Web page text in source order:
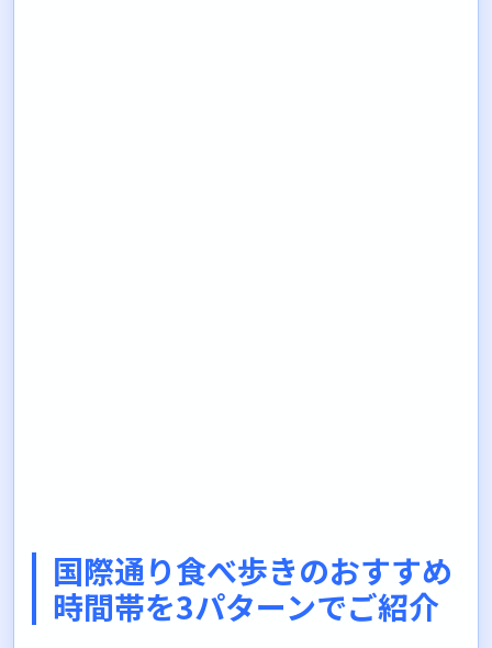
国際通り食べ歩きのおすすめ
時間帯を3パターンでご紹介